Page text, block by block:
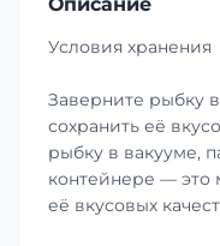
Описание
Условия хранения
Заверните рыбку
сохранить её
рыбку в вакууме,
контейнере — это
её вкусовых